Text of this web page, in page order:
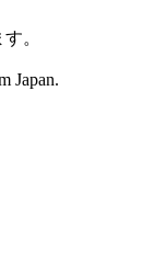
。
Japan.